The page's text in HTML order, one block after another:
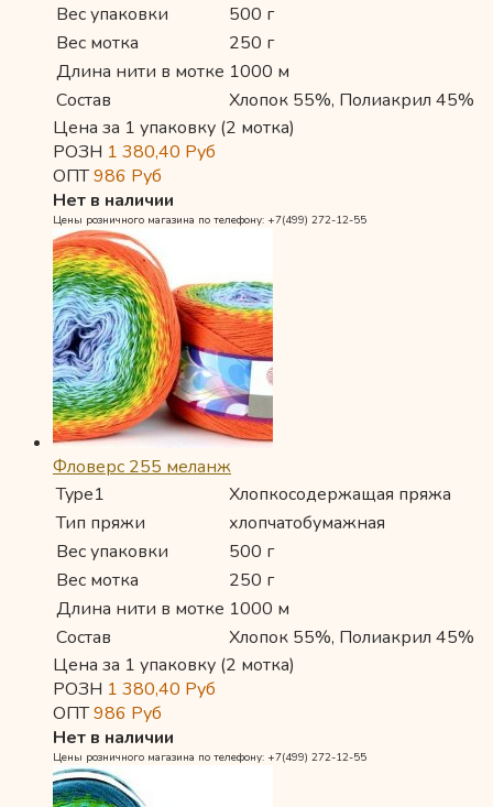
Вес упаковки
500 г
Вес мотка
250 г
Длина нити в мотке 1000 м
Состав
Хлопок 55%, Полиакрил 45%
Цена за 1 упаковку (2 мотка)
РОЗН 1 380,40 Руб
ОПТ986 Руб
Нет в наличии
Цены розничного магазина по телефону: +7(499) 272-12-55
Фловерс 255 меланж
Type1
Хлопкосодержащая пряжа
Тип пряжи
хлопчатобумажная
Вес упаковки
500 г
Вес мотка
250 г
Длина нити в мотке 1000 м
Состав
Хлопок 55%, Полиакрил 45%
Цена за 1 упаковку (2 мотка)
РОЗН 1 380,40 Руб
ОПТ986 Руб
Нет в наличии
Цены розничного магазина по телефону: +7(499) 272-12-55